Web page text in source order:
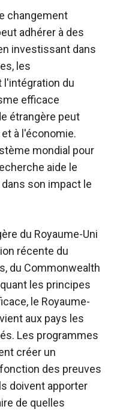
changement
adhérer à des
investissant dans
les
du
efficace
étrangère peut
à l'économie.
mondial pour
aide le
son impact le
du Royaume-Uni
récente du
du Commonwealth
les principes
le Royaume-
aux pays les
Les programmes
créer un
des preuves
doivent apporter
de quelles